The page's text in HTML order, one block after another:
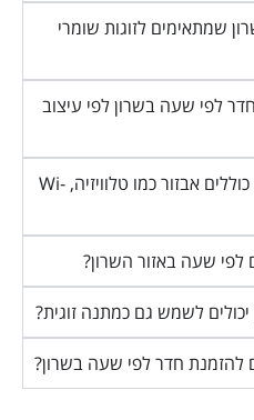
שמתאימים לזוגות שומרי
לפי שעה בשרון לפי עיצוב
האם חדרים לפי שעה בשרון כוללים אבזור כמו טלוויזיה, Wi-
שעה באזור השרון?
לשמש גם כמתנה זוגית?
להזמנת חדר לפי שעה בשרון?